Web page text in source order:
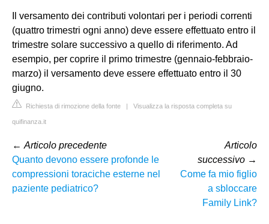
Il versamento dei contributi volontari per i periodi correnti
(quattro trimestri ogni anno) deve essere effettuato entro il
trimestre solare successivo a quello di riferimento. Ad
esempio, per coprire il primo trimestre (gennaio-febbraio-
marzo) il versamento deve essere effettuato entro il 30
giugno.
Richiesta di rimozione della fonte | Visualizza la risposta completa su
quifinanza.it
← Articolo precedente
Quanto devono essere profonde le
compressioni toraciche esterne nel
paziente pediatrico?
Articolo
successivo →
Come fa mio figlio
a sbloccare
Family Link?